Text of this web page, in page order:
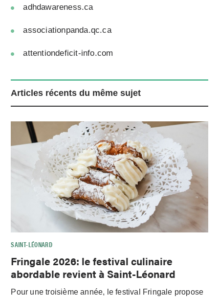
adhdawareness.ca
associationpanda.qc.ca
attentiondeficit-info.com
Articles récents du même sujet
SAINT-LÉONARD
Fringale 2026: le festival culinaire
abordable revient à Saint-Léonard
Pour une troisième année, le festival Fringale propose